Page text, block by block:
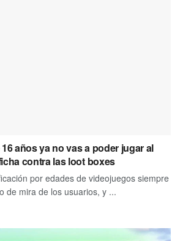
años ya no vas a poder jugar al
contra las loot boxes
por edades de videojuegos siempre
de mira de los usuarios, y ...